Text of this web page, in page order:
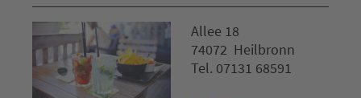
Allee 18
74072 Heilbronn
Tel. 07131 68591